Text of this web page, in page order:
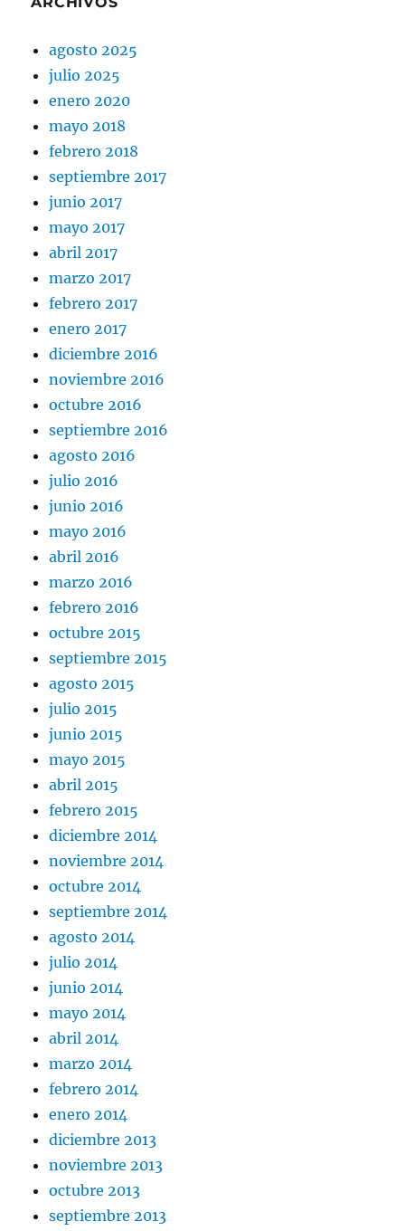
agosto 2025
julio 2025
enero 2020
mayo 2018
febrero 2018
septiembre 2017
junio 2017
mayo 2017
abril 2017
marzo 2017
febrero 2017
enero 2017
diciembre 2016
noviembre 2016
octubre 2016
septiembre 2016
agosto 2016
julio 2016
junio 2016
mayo 2016
abril 2016
marzo 2016
febrero 2016
octubre 2015
septiembre 2015
agosto 2015
julio 2015
junio 2015
mayo 2015
abril 2015
febrero 2015
diciembre 2014
noviembre 2014
octubre 2014
septiembre 2014
agosto 2014
julio 2014
junio 2014
mayo 2014
abril 2014
marzo 2014
febrero 2014
enero 2014
diciembre 2013
noviembre 2013
octubre 2013
septiembre 2013